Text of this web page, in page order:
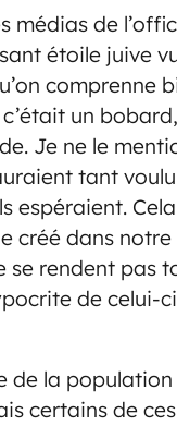
médias de
étoile juive
comprenne
un
Je ne le
tant
espéraient.
créé dans
se rendent pas
de celui-
de la
certains de